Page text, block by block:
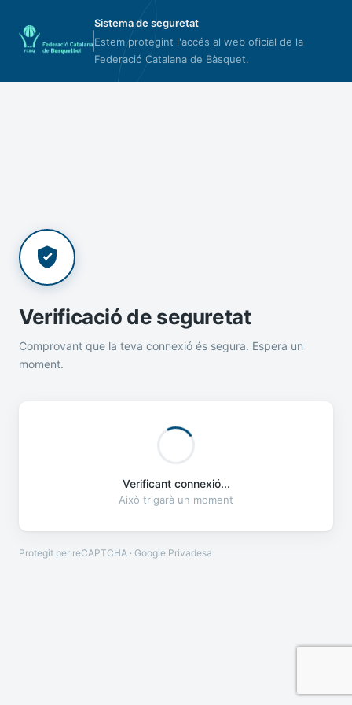
Sistema de seguretat
Estem protegint l'accés al web oficial de la
Federació Catalana de Bàsquet.
Verificació de seguretat
Comprovant que la teva connexió és segura. Espera un
moment.
Verificant connexió...
Això trigarà un moment
Protegit per reCAPTCHA · Google Privadesa